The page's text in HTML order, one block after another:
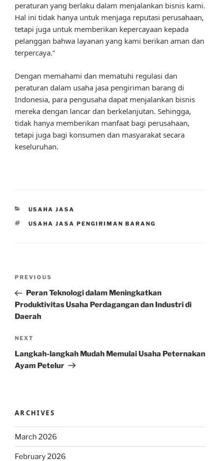
peraturan yang berlaku dalam menjalankan bisnis kami.
Hal ini tidak hanya untuk menjaga reputasi perusahaan,
tetapi juga untuk memberikan kepercayaan kepada
pelanggan bahwa layanan yang kami berikan aman dan
terpercaya.”
Dengan memahami dan mematuhi regulasi dan
peraturan dalam usaha jasa pengiriman barang di
Indonesia, para pengusaha dapat menjalankan bisnis
mereka dengan lancar dan berkelanjutan. Sehingga,
tidak hanya memberikan manfaat bagi perusahaan,
tetapi juga bagi konsumen dan masyarakat secara
keseluruhan.
CATEGORIES
USAHA JASA
TAGS
USAHA JASA PENGIRIMAN BARANG
Previous
Post
PREVIOUS
Peran Teknologi dalam Meningkatkan
Produktivitas Usaha Perdagangan dan Industri di
Daerah
Next
Post
NEXT
Langkah-langkah Mudah Memulai Usaha Peternakan
Ayam Petelur
ARCHIVES
March 2026
February 2026